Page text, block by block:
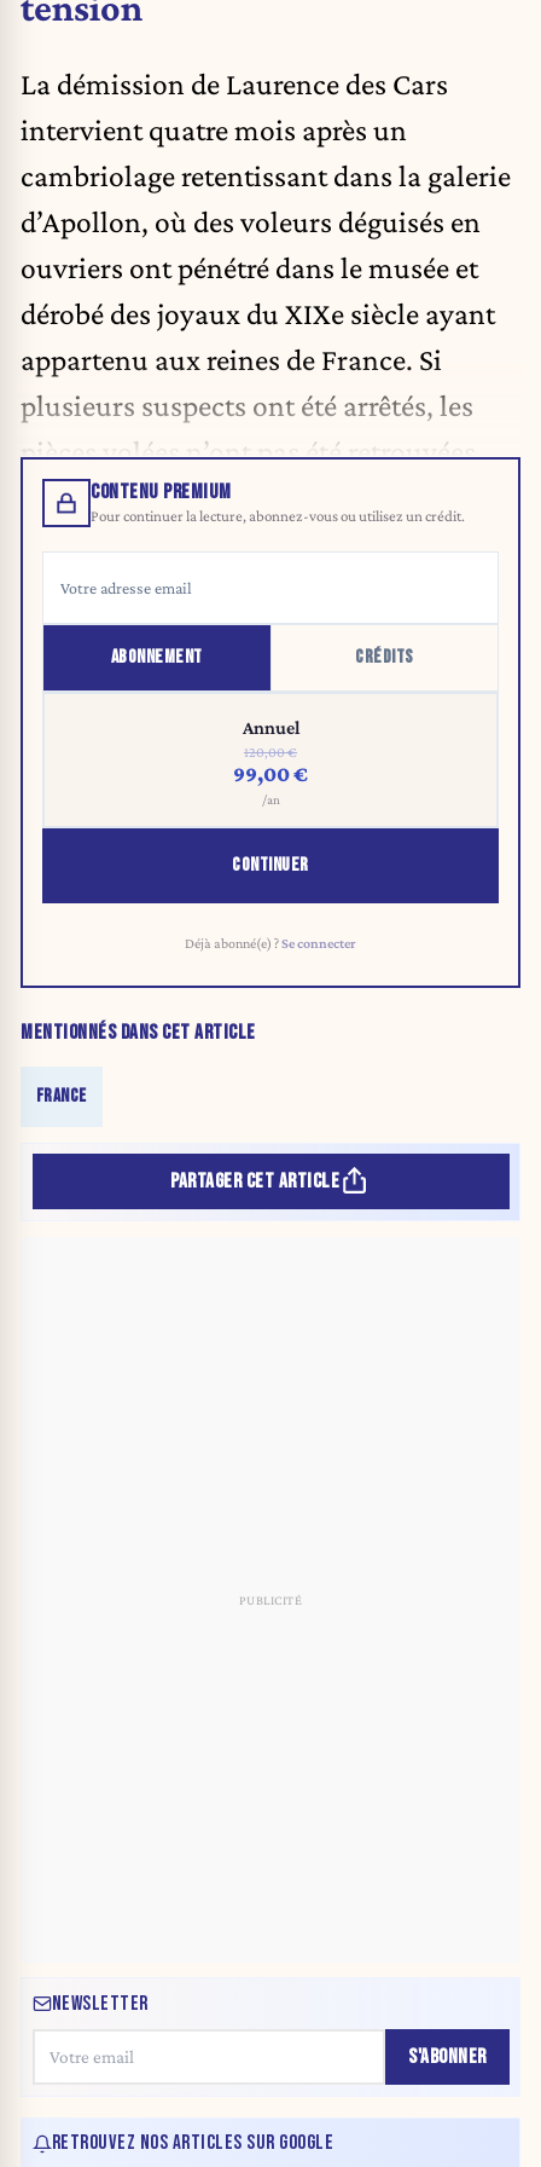
La démission de Laurence des Cars
intervient quatre mois après un
cambriolage retentissant dans la galerie
d’Apollon, où des voleurs déguisés en
ouvriers ont pénétré dans le musée et
dérobé des joyaux du XIXe siècle ayant
appartenu aux reines de France. Si
plusieurs suspects ont été arrêtés, les
pièces volées n’ont pas été retrouvées.
CONTENU PREMIUM
Pour continuer la lecture, abonnez-vous ou utilisez un crédit.
ABONNEMENT CRÉDITS
Annuel
120,00 €
99,00 €
/an
CONTINUER
Déjà abonné(e) ?Se connecter
MENTIONNÉS DANS CET ARTICLE
FRANCE
PARTAGER CET ARTICLE
NEWSLETTER
S'ABONNER
RETROUVEZ NOS ARTICLES SUR GOOGLE